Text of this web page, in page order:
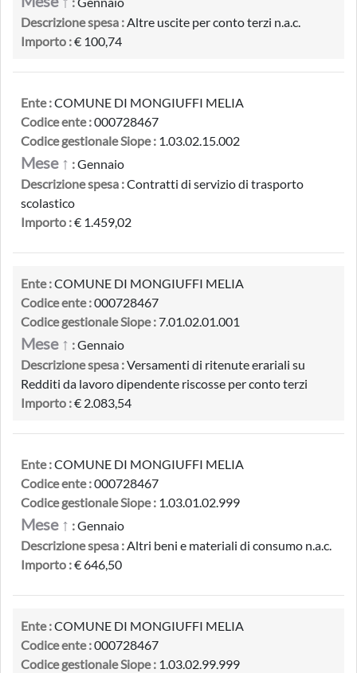
Descrizione spesa :Altre uscite per conto terzi n.a.c.
Importo :€ 100,74
Ente :COMUNE DI MONGIUFFI MELIA
Codice ente :000728467
Codice gestionale Siope : 1.03.02.15.002
Mese ↑ :Gennaio
Descrizione spesa :Contratti di servizio di trasporto
scolastico
Importo :€ 1.459,02
Ente :COMUNE DI MONGIUFFI MELIA
Codice ente :000728467
Codice gestionale Siope :7.01.02.01.001
Mese ↑ :Gennaio
Descrizione spesa :Versamenti di ritenute erariali su
Redditi da lavoro dipendente riscosse per conto terzi
Importo :€ 2.083,54
Ente :COMUNE DI MONGIUFFI MELIA
Codice ente :000728467
Codice gestionale Siope : 1.03.01.02.999
Mese ↑ :Gennaio
Descrizione spesa :Altri beni e materiali di consumo n.a.c.
Importo :€ 646,50
Ente :COMUNE DI MONGIUFFI MELIA
Codice ente :000728467
Codice gestionale Siope : 1.03.02.99.999